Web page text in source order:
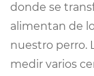
donde se
alimentan de
nuestro perro.
medir varios